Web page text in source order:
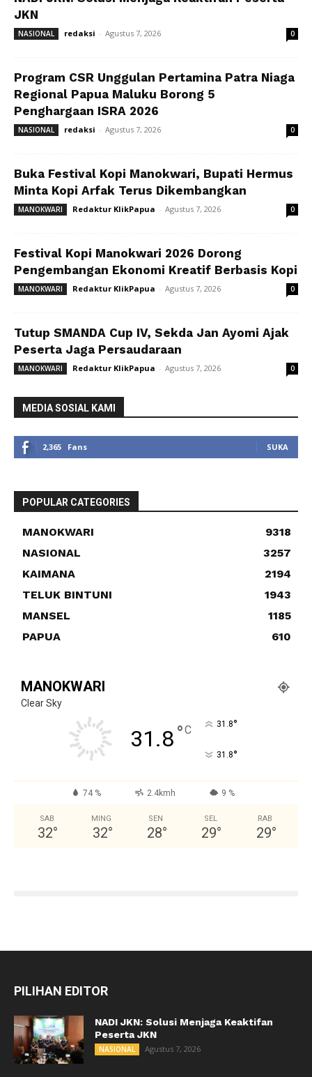
JKN
NASIONAL redaksi - Agustus 7, 2026 0
Program CSR Unggulan Pertamina Patra Niaga
Regional Papua Maluku Borong 5
Penghargaan ISRA 2026
NASIONAL redaksi - Agustus 7, 2026 0
Buka Festival Kopi Manokwari, Bupati Hermus
Minta Kopi Arfak Terus Dikembangkan
MANOKWARI Redaktur KlikPapua - Agustus 7, 2026 0
Festival Kopi Manokwari 2026 Dorong
Pengembangan Ekonomi Kreatif Berbasis Kopi
MANOKWARI Redaktur KlikPapua - Agustus 7, 2026 0
Tutup SMANDA Cup IV, Sekda Jan Ayomi Ajak
Peserta Jaga Persaudaraan
MANOKWARI Redaktur KlikPapua - Agustus 7, 2026 0
MEDIA SOSIAL KAMI
2,365 Fans SUKA
POPULAR CATEGORIES
MANOKWARI
9318
NASIONAL
3257
KAIMANA
2194
TELUK BINTUNI
1943
MANSEL
1185
PAPUA
610
MANOKWARI
Clear Sky
31.8°C 31.8°
31.8°
74 % 2.4kmh 9 %
SAB
32°
MING
32°
SEN
28°
SEL
29°
RAB
29°
PILIHAN EDITOR
NADI JKN: Solusi Menjaga Keaktifan
Peserta JKN
NASIONAL Agustus 7, 2026